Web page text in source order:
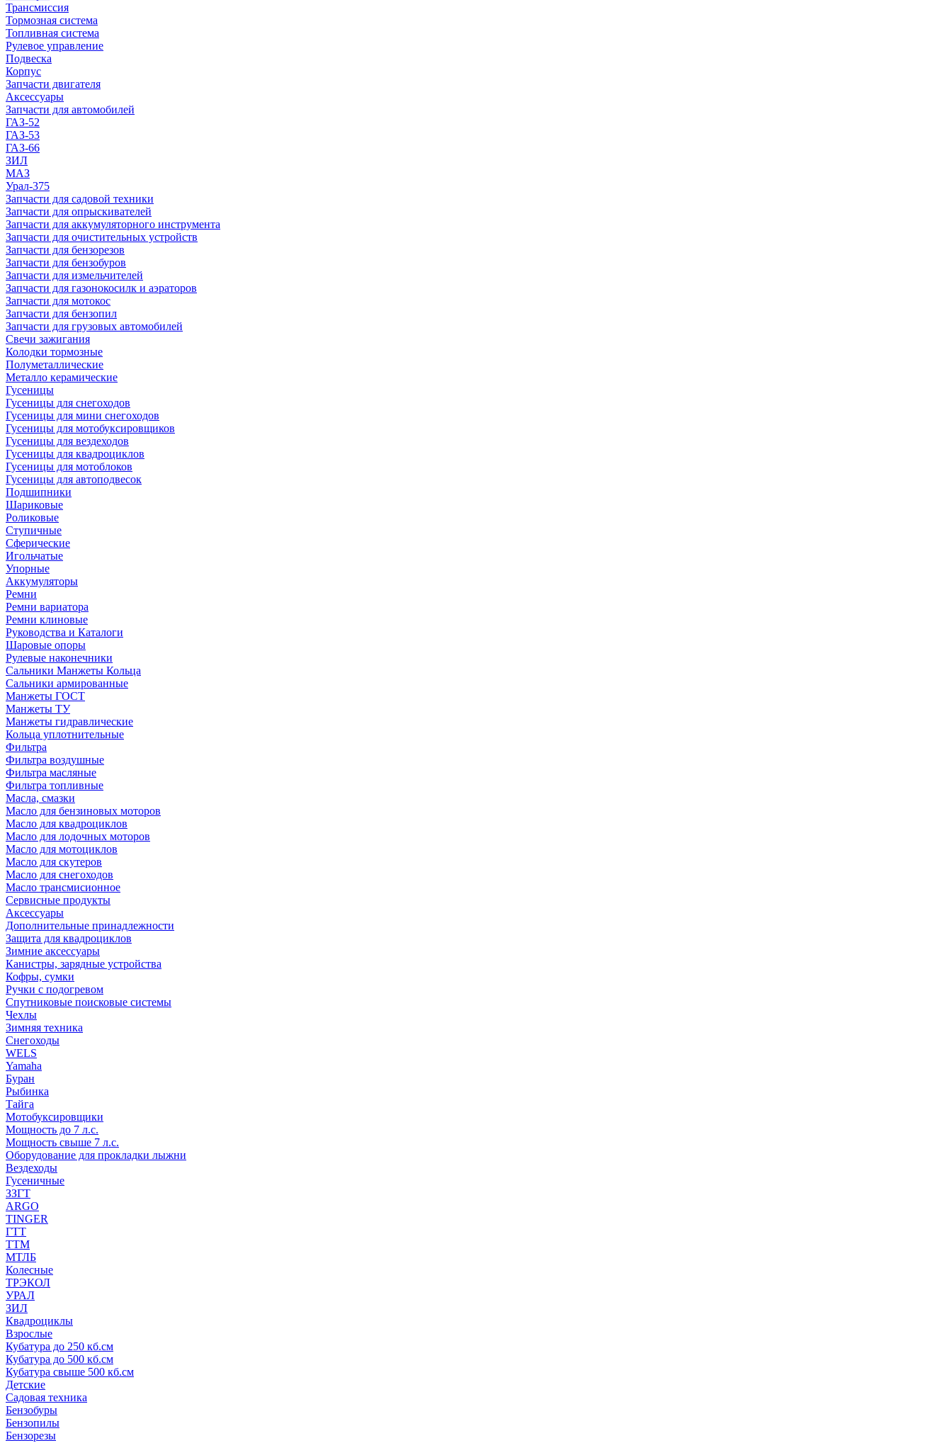
Трансмиссия
Тормозная система
Топливная система
Рулевое управление
Подвеска
Корпус
Запчасти двигателя
Аксессуары
Запчасти для автомобилей
ГАЗ-52
ГАЗ-53
ГАЗ-66
ЗИЛ
МАЗ
Урал-375
Запчасти для садовой техники
Запчасти для опрыскивателей
Запчасти для аккумуляторного инструмента
Запчасти для очистительных устройств
Запчасти для бензорезов
Запчасти для бензобуров
Запчасти для измельчителей
Запчасти для газонокосилк и аэраторов
Запчасти для мотокос
Запчасти для бензопил
Запчасти для грузовых автомобилей
Свечи зажигания
Колодки тормозные
Полуметаллические
Металло керамические
Гусеницы
Гусеницы для снегоходов
Гусеницы для мини снегоходов
Гусеницы для мотобуксировщиков
Гусеницы для вездеходов
Гусеницы для квадроциклов
Гусеницы для мотоблоков
Гусеницы для автоподвесок
Подшипники
Шариковые
Роликовые
Ступичные
Сферические
Игольчатые
Упорные
Аккумуляторы
Ремни
Ремни вариатора
Ремни клиновые
Руководства и Каталоги
Шаровые опоры
Рулевые наконечники
Сальники Манжеты Кольца
Сальники армированные
Манжеты ГОСТ
Манжеты ТУ
Манжеты гидравлические
Кольца уплотнительные
Фильтра
Фильтра воздушные
Фильтра масляные
Фильтра топливные
Масла, смазки
Масло для бензиновых моторов
Масло для квадроциклов
Масло для лодочных моторов
Масло для мотоциклов
Масло для скутеров
Масло для снегоходов
Масло трансмисионное
Сервисные продукты
Аксессуары
Дополнительные принадлежности
Защита для квадроциклов
Зимние аксессуары
Канистры, зарядные устройства
Кофры, сумки
Ручки с подогревом
Спутниковые поисковые системы
Чехлы
Зимняя техника
Снегоходы
WELS
Yamaha
Буран
Рыбинка
Тайга
Мотобуксировщики
Мощность до 7 л.с.
Мощность свыше 7 л.с.
Оборудование для прокладки лыжни
Вездеходы
Гусеничные
ЗЗГТ
ARGO
TINGER
ГТТ
ТТМ
МТЛБ
Колесные
ТРЭКОЛ
УРАЛ
ЗИЛ
Квадроциклы
Взрослые
Кубатура до 250 кб.см
Кубатура до 500 кб.см
Кубатура свыше 500 кб.см
Детские
Садовая техника
Бензобуры
Бензопилы
Бензорезы